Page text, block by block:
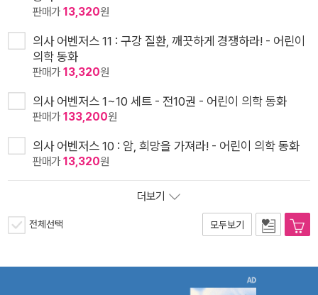
판매가13,320원
의사 어벤저스 11 : 구강 질환, 깨끗하게 경쟁하라! - 어린이
의학 동화
판매가13,320원
의사 어벤저스 1~10 세트 - 전10권 - 어린이 의학 동화
판매가133,200원
의사 어벤저스 10 : 암, 희망을 가져라! - 어린이 의학 동화
판매가13,320원
더보기
전체선택 모두보기